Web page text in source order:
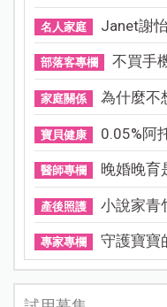
名人家庭 Janet謝
部落客專欄 不買手
家庭關係 為什麼不
寶貝健康 0.05%阿
醫師專欄 晚婚晚育
產後照護 小說家青
專家專欄 守護寶寶